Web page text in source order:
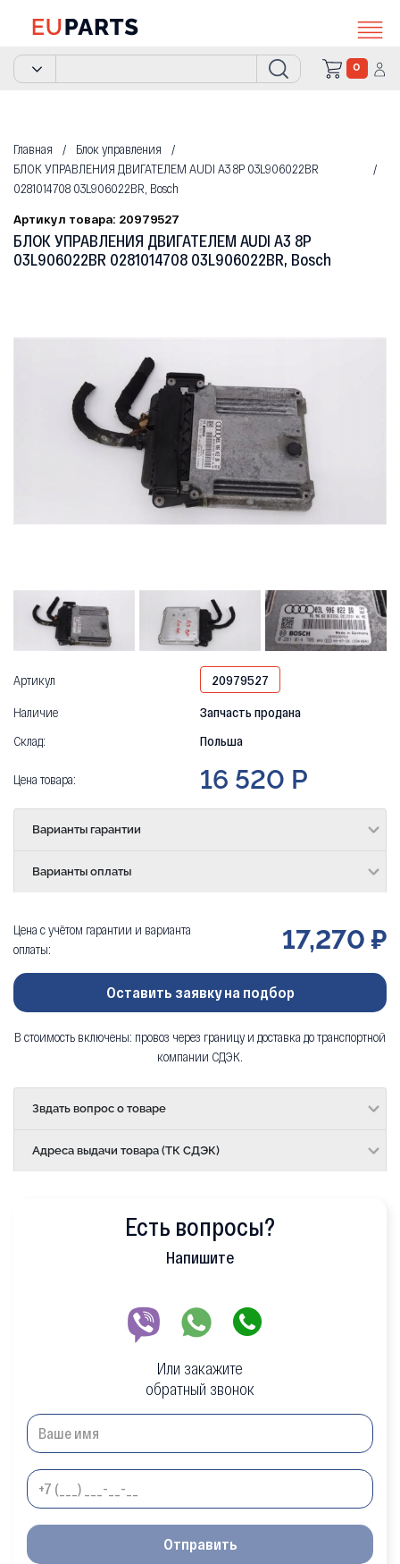
0
Главная
Блок управления
БЛОК УПРАВЛЕНИЯ ДВИГАТЕЛЕМ AUDI A3 8P 03L906022BR
0281014708 03L906022BR, Bosch
Артикул товара: 20979527
БЛОК УПРАВЛЕНИЯ ДВИГАТЕЛЕМ AUDI A3 8P
03L906022BR 0281014708 03L906022BR, Bosch
Артикул
20979527
Наличие
Запчасть продана
Склад:
Польша
Цена товара: 16 520 Р
Варианты гарантии
Варианты оплаты
Цена с учётом гарантии и варианта
оплаты:
17,270 ₽
Оставить заявку на подбор
В стоимость включены: провоз через границу и доставка до транспортной
компании СДЭК.
Звдать вопрос о товаре
Адреса выдачи товара (ТК СДЭК)
Есть вопросы?
Напишите
Или закажите
обратный звонок
Отправить